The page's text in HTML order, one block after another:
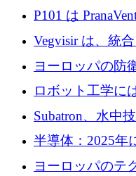
フォーム Ogma
P101 は
のファンドによ
Vegvisir は、統
を通じて関連す
めの資金を調達
ヨーロッパの防
ムとなったハッ
ロボット工学に
Macrodata Labs
Subatron、水中
の 1 つに取り組
半導体：2025年
10社
ヨーロッパのテ